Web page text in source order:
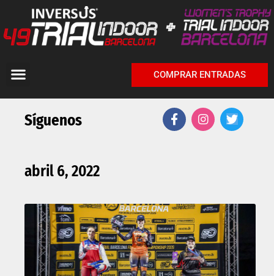
COMPRAR ENTRADAS
Síguenos
abril 6, 2022